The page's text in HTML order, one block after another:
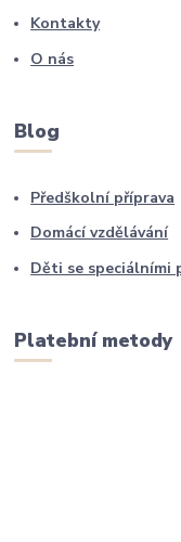
Kontakty
O nás
Blog
Předškolní příprava
Domácí vzdělávání
Děti se speciálními
Platební metody